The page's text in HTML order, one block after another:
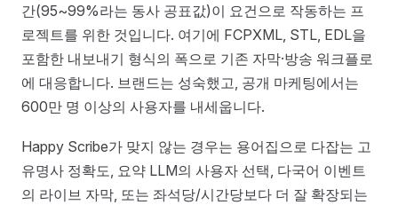
간(95~99%라는 동사 공표값)이 요건으로 작동하는 프
로젝트를 위한 것입니다. 여기에 FCPXML, STL, EDL을
포함한 내보내기 형식의 폭으로 기존 자막·방송 워크플로
에 대응합니다. 브랜드는 성숙했고, 공개 마케팅에서는
600만 명 이상의 사용자를 내세웁니다.
Happy Scribe가 맞지 않는 경우는 용어집으로 다잡는 고
유명사 정확도, 요약 LLM의 사용자 선택, 다국어 이벤트
의 라이브 자막, 또는 좌석당/시간당보다 더 잘 확장되는